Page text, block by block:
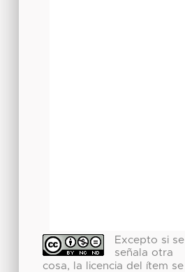
Excepto si se
señala otra
cosa, la licencia del ítem se